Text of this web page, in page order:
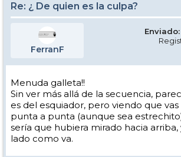
Re: ¿ De quien es la culpa?
FerranF
Menuda galleta!!
Sin ver más allá de la secuencia,
es del esquiador, pero viendo que
punta a punta (aunque sea
sería que hubiera mirado hacia
lado como va.